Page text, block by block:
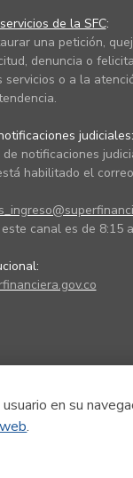
en su
.
de la SFC:
una petición,
denuncia o
servicios o a la
judiciales:
de notificaciones
habilitado el correo
canal es de 8:15